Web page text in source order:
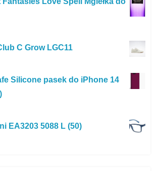
C Grow LGC11
Silicone pasek do iPhone 14
EA3203 5088 L (50)